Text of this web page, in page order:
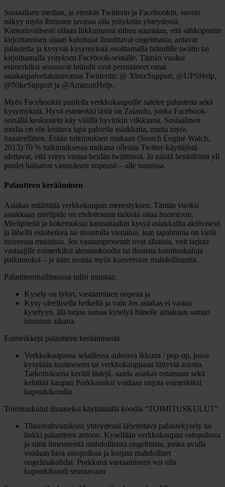
Sosiaalisen median, ja etenkin Twitterin ja Facebookin, suosio
näkyy myös ihmisten tavassa olla yrityksiin yhteydessä.
Kansainvälisesti ollaan liikkumassa siihen suuntaan, että sähköpostin
kirjoittamisen sijaan kuluttajat ilmoittavat ongelmasta, antavat
palautetta ja kysyvät kysymyksiä osoittamalla brändille twiitin tai
kirjoittamalla yrityksen Facebook-seinälle. Tämän vuoksi
esimerkiksi seuraavat brändit ovat perustaneet omat
asiakaspalvelukanavansa Twitteriin: @ XboxSupport, @UPSHelp,
@NikeSupport ja @AmazonHelp.
Myös Facebookin puolella verkkokaupoille satelee palautetta sekä
kysymyksiä. Hyvä esimerkki tästä on Zalando, jonka Facebook-
seinällä keskustelu käy välillä hyvinkin vilkkaana. Sosiaalinen
media on siis loistava tapa palvella asiakkaita, mutta myös
haasteellinen. Erään tutkimuksen mukaan (Search Engine Watch,
2013) 70 % tutkimuksessa mukana olleista Twitter-käyttäjistä
olettavat, että yritys vastaa heidän twiittiinsä. Ja näistä henkilöistä yli
puolet haluavat vastauksen nopeasti – alle tunnissa.
Palautteen kerääminen
Asiakas määrittää verkkokaupan menestyksen. Tämän vuoksi
asiakkaan mielipide on ehdottoman tärkeää ottaa huomioon.
Mielipiteitä ja kokemuksia kannattaakin kysyä asiakkailta aktiivisesti
ja lähellä ostohetkeä tai sivustolla vierailua, kun tapahtuma on vielä
tuoreessa muistissa. Jos vastausprosentit ovat alhaisia, voit tarjota
vastaajille esimerkiksi alennuskoodia tai ilmaisia toimituskuluja
palkinnoksi – ja näin nostaa myös konversion mahdollisuutta.
Palautteenhallinnassa tulisi muistaa:
Kysely on lyhyt, vastaaminen nopeaa ja
Kysy oleellisella hetkellä ja vain Jos asiakas ei vastaa
kyselyyn, älä tarjoa samaa kyselyä hänelle ainakaan saman
istunnon aikana.
Esimerkkejä palautteen keräämisestä
Verkkokaupassa selaillessa aukeava ikkuna / pop-up, jossa
kysytään tuotteeseen tai verkkokauppaan liittyviä asioita.
Tarkoituksena kerätä liidejä, saada asiakas ostamaan sekä
kehittää kaupan Porkkanaksi voidaan tarjota esimerkiksi
kuponkikoodia.
Toimituskulut ilmaiseksi käyttämällä koodia “TOIMITUSKULUT”
Tilausvahvistuksen yhteydessä lähetettävä palautekysely tai
linkki palautteen antoon. Kysellään verkkokaupan ostopolusta
ja siinä ilmenneistä mahdollisista ongelmista, jonka avulla
voidaan hioa ostopolkua ja korjata mahdolliset
ongelmakohdat. Porkkana vastaamiseen voi olla
kuponkikoodi seuraavaan